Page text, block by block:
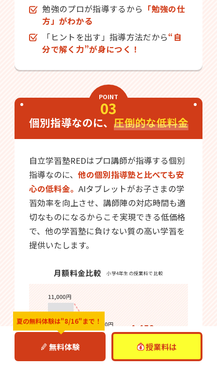
勉強のプロが指導するから 「勉強の仕
方」がわかる
「ヒントを出す」指導方法だから“自
分で解く力”が身につく！
POINT
03
個別指導なのに、 圧倒的な低料金
自立学習塾REDはプロ講師が指導する個別
指導なのに、 他の個別指導塾と比べても安
心の低料金。 AIタブレットがお子さまの学
習効率を向上させ、講師陣の対応時間も適
切なものになるからこそ実現できる低価格
で、他の学習塾に負けない質の高い学習を
提供いたします。
月額料金比較 小学4年生の授業料で比較
夏の無料体験は"8/16"まで！
無料体験 授業料は